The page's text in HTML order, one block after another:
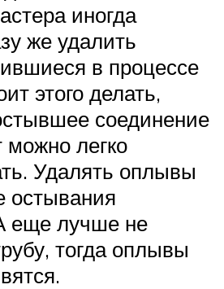
иногда
же удалить
в процессе
этого делать,
соединение
можно легко
Удалять оплывы
остывания
еще лучше не
тогда оплывы